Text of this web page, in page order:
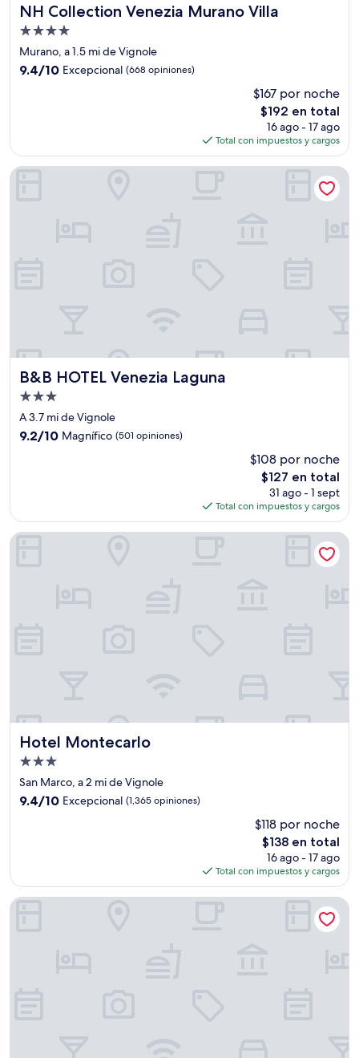
NH Collection Venezia Murano Villa
NH Collection Venezia Murano Villa
Propiedad
de
4.0
Murano, a 1.5 mi de Vignole
9.4
9.4/10 Excepcional (668 opiniones)
$167 por noche
El
precio
actual
es
de
$192 en total
16 ago - 17 ago
Total con impuestos y cargos
B&B HOTEL Venezia Laguna
B&B HOTEL Venezia Laguna
Propiedad
de
3.0
estrellas
A 3.7 mi de Vignole
9.2
9.2/10 Magnífico (501 opiniones)
$108 por noche
El
precio
actual
es
de
$127 en total
31 ago - 1 sept
Total con impuestos y cargos
B&B HOTEL Venezia Laguna
Hotel Montecarlo
Hotel Montecarlo
Propiedad
de
3.0
San Marco, a 2 mi de Vignole
9.4
9.4/10 Excepcional (1,365 opiniones)
$118 por noche
El
precio
actual
es
de
$138 en total
16 ago - 17 ago
Total con impuestos y cargos
Hotel Montecarlo
Hotel Bisanzio